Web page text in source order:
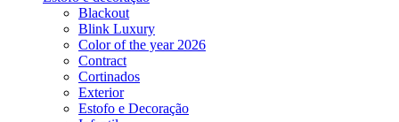
Blackout
Blink Luxury
Color of the year 2026
Contract
Cortinados
Exterior
Estofo e Decoração